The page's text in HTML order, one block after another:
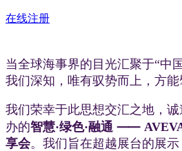
在线注册
当全球海事界的目光汇聚于“中
我们深知，唯有驭势而上，方能
我们荣幸于此思想交汇之地，
办的智慧·绿色·融通 ⸺
享会。我们旨在超越展台的展